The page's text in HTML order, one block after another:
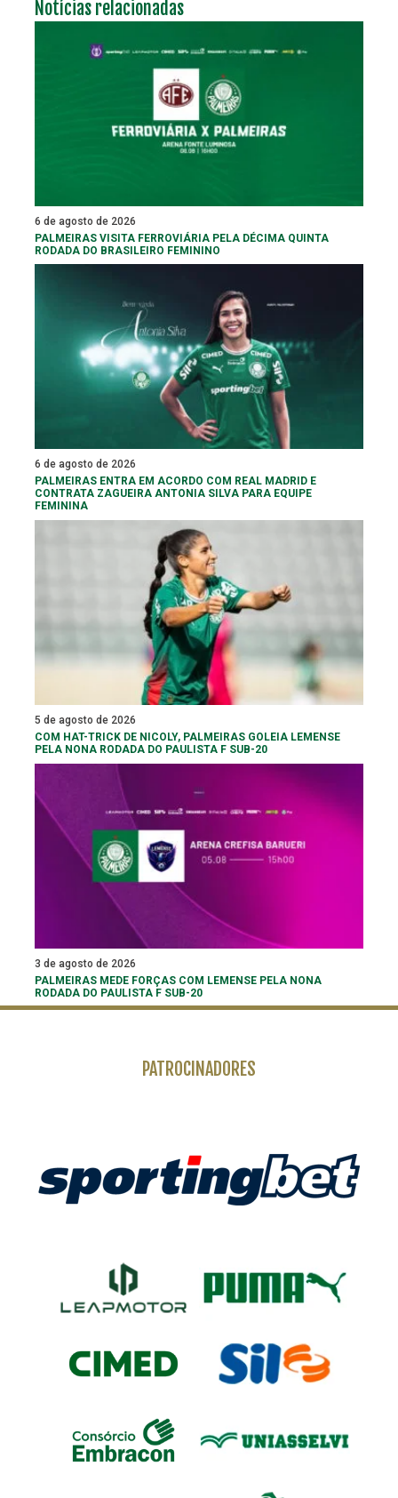
Notícias relacionadas
6 de agosto de 2026
PALMEIRAS VISITA FERROVIÁRIA PELA DÉCIMA QUINTA
RODADA DO BRASILEIRO FEMININO
6 de agosto de 2026
PALMEIRAS ENTRA EM ACORDO COM REAL MADRID E
CONTRATA ZAGUEIRA ANTONIA SILVA PARA EQUIPE
FEMININA
5 de agosto de 2026
COM HAT-TRICK DE NICOLY, PALMEIRAS GOLEIA LEMENSE
PELA NONA RODADA DO PAULISTA F SUB-20
3 de agosto de 2026
PALMEIRAS MEDE FORÇAS COM LEMENSE PELA NONA
RODADA DO PAULISTA F SUB-20
PATROCINADORES